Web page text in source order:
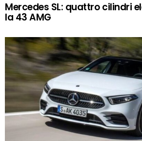
Mercedes SL: quattro cilindri
la 43 AMG